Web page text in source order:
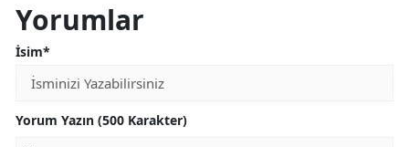
Yorumlar
İsim*
Yorum Yazın (500 Karakter)